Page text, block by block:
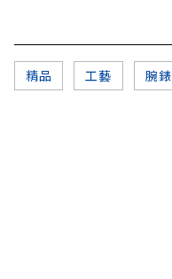
精品 工藝 腕錶